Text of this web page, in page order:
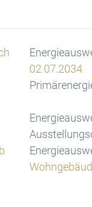
02.07.2034